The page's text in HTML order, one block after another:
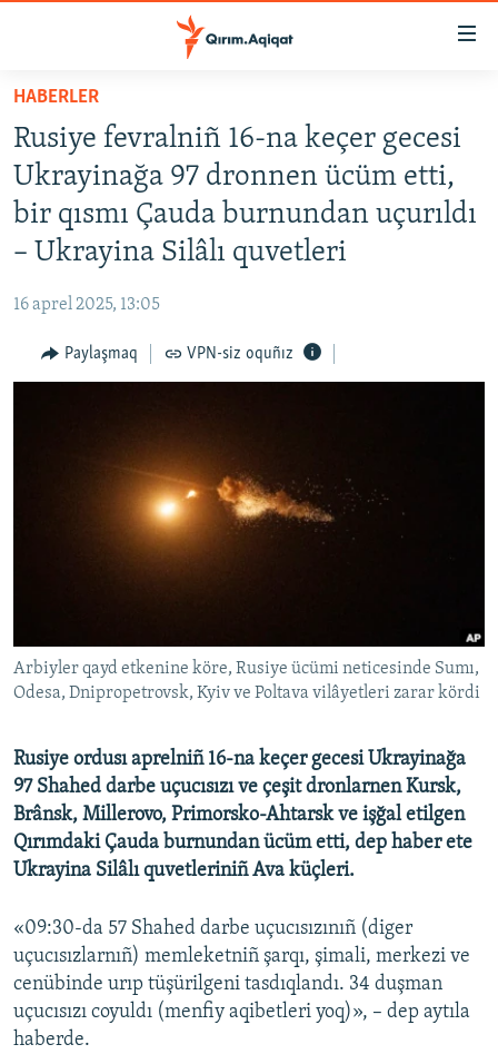
Esas
qaytmaq
Baş
navigatsiyağa
qaytmaq
Qıdıruvğa
SİYASET
İQTİSADİYAT
CEMİYET
İNSAN AQLARI
VİDEO
RFE/RS bütün saytları
HABERLER
Rusiye fevralniñ 16-na keçer gecesi
Ukrayinağa 97 dronnen ücüm etti,
bir qısmı Çauda burnundan uçurıldı
– Ukrayina Silâlı quvetleri
16 aprel 2025, 13:05
Paylaşmaq VPN-siz oquñız
Arbiyler qayd etkenine köre, Rusiye ücümi neticesinde Sumı,
Odesa, Dnipropetrovsk, Kyiv ve Poltava vilâyetleri zarar kördi
Rusiye ordusı aprelniñ 16-na keçer gecesi Ukrayinağa
97 Shahed darbe uçucısızı ve çeşit dronlarnen Kursk,
Brânsk, Millerovo, Primorsko-Ahtarsk ve işğal etilgen
Qırımdaki Çauda burnundan ücüm etti, dep haber ete
Ukrayina Silâlı quvetleriniñ Ava küçleri.
«09:30-da 57 Shahed darbe uçucısızınıñ (diger
uçucısızlarnıñ) memleketniñ şarqı, şimali, merkezi ve
cenübinde urıp tüşürilgeni tasdıqlandı. 34 duşman
uçucısızı coyuldı (menfiy aqibetleri yoq)», – dep aytıla
haberde.